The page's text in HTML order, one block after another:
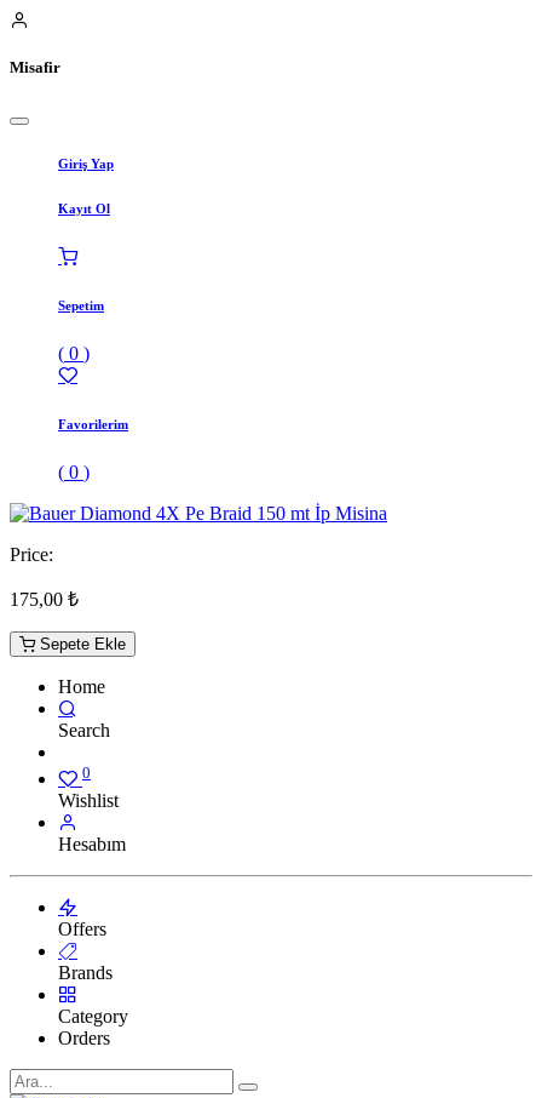
Misafir
Giriş Yap
Kayıt Ol
Sepetim
( 0 )
Favorilerim
( 0 )
Price:
175,00 ₺
Sepete Ekle
Home
Search
0
Wishlist
Hesabım
Offers
Brands
Category
Orders